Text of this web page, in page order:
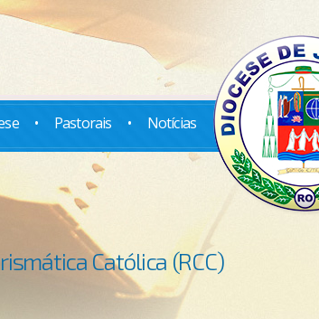
• Pastorais • Notícias
Católica (RCC)